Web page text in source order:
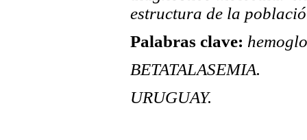
estructura de la
Palabras clave:
BETATALASEMIA.
URUGUAY.